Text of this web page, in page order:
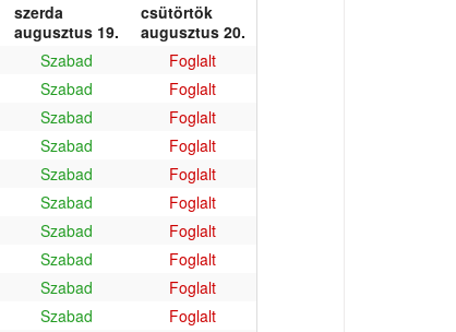
szerda
augusztus 19.
csütörtök
augusztus 20.
Szabad
Foglalt
Szabad
Foglalt
Szabad
Foglalt
Szabad
Foglalt
Szabad
Foglalt
Szabad
Foglalt
Szabad
Foglalt
Szabad
Foglalt
Szabad
Foglalt
Szabad
Foglalt